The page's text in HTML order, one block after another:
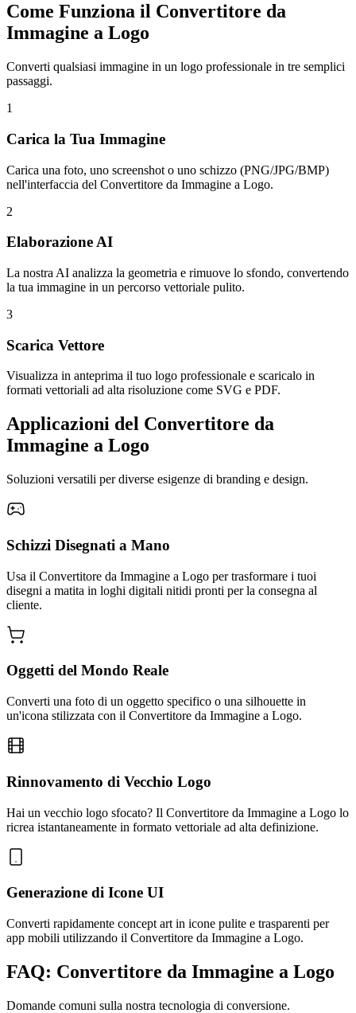
Come Funziona il Convertitore da
Immagine a Logo
Converti qualsiasi immagine in un logo professionale in tre semplici
passaggi.
1
Carica la Tua Immagine
Carica una foto, uno screenshot o uno schizzo (PNG/JPG/BMP)
nell'interfaccia del Convertitore da Immagine a Logo.
2
Elaborazione AI
La nostra AI analizza la geometria e rimuove lo sfondo, convertendo
la tua immagine in un percorso vettoriale pulito.
3
Scarica Vettore
Visualizza in anteprima il tuo logo professionale e scaricalo in
formati vettoriali ad alta risoluzione come SVG e PDF.
Applicazioni del Convertitore da
Immagine a Logo
Soluzioni versatili per diverse esigenze di branding e design.
Schizzi Disegnati a Mano
Usa il Convertitore da Immagine a Logo per trasformare i tuoi
disegni a matita in loghi digitali nitidi pronti per la consegna al
cliente.
Oggetti del Mondo Reale
Converti una foto di un oggetto specifico o una silhouette in
un'icona stilizzata con il Convertitore da Immagine a Logo.
Rinnovamento di Vecchio Logo
Hai un vecchio logo sfocato? Il Convertitore da Immagine a Logo lo
ricrea istantaneamente in formato vettoriale ad alta definizione.
Generazione di Icone UI
Converti rapidamente concept art in icone pulite e trasparenti per
app mobili utilizzando il Convertitore da Immagine a Logo.
FAQ: Convertitore da Immagine a Logo
Domande comuni sulla nostra tecnologia di conversione.